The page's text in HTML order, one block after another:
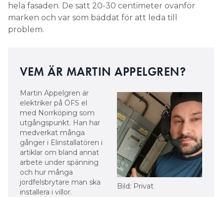
hela fasaden. De satt 20-30 centimeter ovanför
marken och var som bäddat för att leda till
problem.
VEM ÄR MARTIN APPELGREN?
Bild: Privat
Martin Appelgren är
elektriker på ÖFS el
med Norrköping som
utgångspunkt. Han har
medverkat många
gånger i Elinstallatören i
artiklar om bland annat
arbete under spänning
och hur många
jordfelsbrytare man ska
installera i villor.